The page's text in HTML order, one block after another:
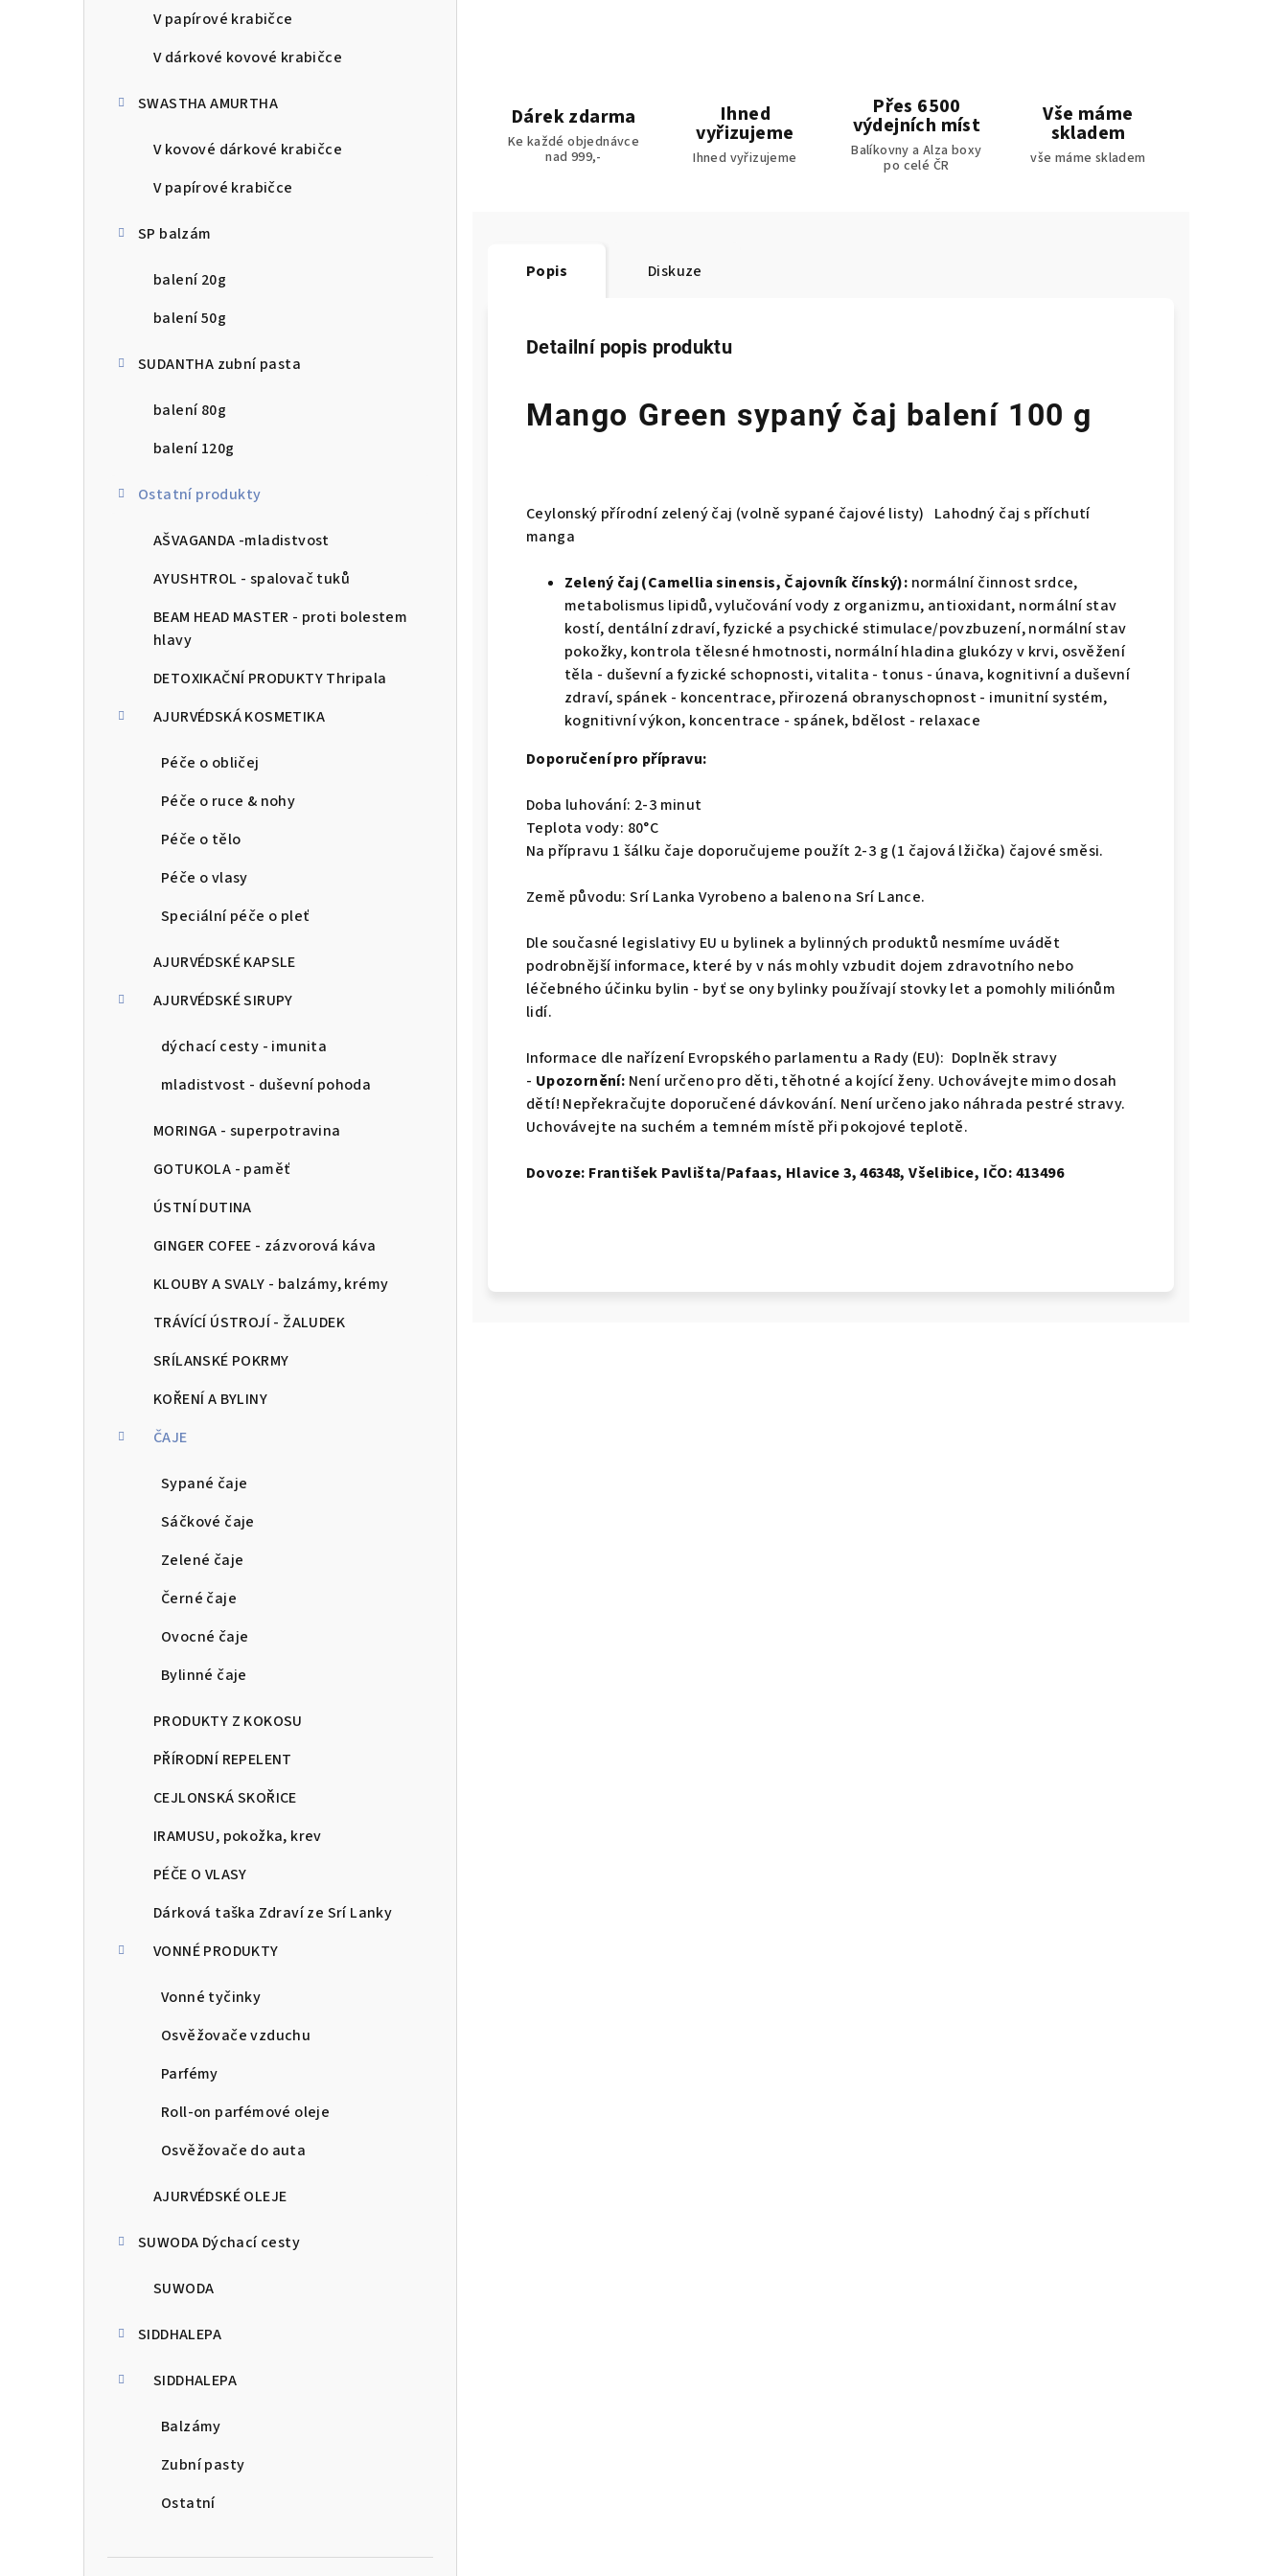
V papírové krabičce
V dárkové kovové krabičce
SWASTHA AMURTHA
V kovové dárkové krabičce
V papírové krabičce
SP balzám
balení 20g
balení 50g
SUDANTHA zubní pasta
balení 80g
balení 120g
Ostatní produkty
AŠVAGANDA -mladistvost
AYUSHTROL - spalovač tuků
BEAM HEAD MASTER - proti bolestem
hlavy
DETOXIKAČNÍ PRODUKTY Thripala
AJURVÉDSKÁ KOSMETIKA
Péče o obličej
Péče o ruce & nohy
Péče o tělo
Péče o vlasy
Speciální péče o pleť
AJURVÉDSKÉ KAPSLE
AJURVÉDSKÉ SIRUPY
dýchací cesty - imunita
mladistvost - duševní pohoda
MORINGA - superpotravina
GOTUKOLA - paměť
ÚSTNÍ DUTINA
GINGER COFEE - zázvorová káva
KLOUBY A SVALY - balzámy, krémy
TRÁVÍCÍ ÚSTROJÍ - ŽALUDEK
SRÍLANSKÉ POKRMY
KOŘENÍ A BYLINY
ČAJE
Sypané čaje
Sáčkové čaje
Zelené čaje
Černé čaje
Ovocné čaje
Bylinné čaje
PRODUKTY Z KOKOSU
PŘÍRODNÍ REPELENT
CEJLONSKÁ SKOŘICE
IRAMUSU, pokožka, krev
PÉČE O VLASY
Dárková taška Zdraví ze Srí Lanky
VONNÉ PRODUKTY
Vonné tyčinky
Osvěžovače vzduchu
Parfémy
Roll-on parfémové oleje
Osvěžovače do auta
AJURVÉDSKÉ OLEJE
SUWODA Dýchací cesty
SUWODA
SIDDHALEPA
SIDDHALEPA
Balzámy
Zubní pasty
Ostatní
Dárek zdarma
Ke každé objednávce
nad 999,-
Ihned
vyřizujeme
Ihned vyřizujeme
Přes 6500
výdejních míst
Balíkovny a Alza boxy
po celé ČR
Vše máme
skladem
vše máme skladem
Popis Diskuze
Detailní popis produktu
Mango Green sypaný čaj balení 100 g
Ceylonský přírodní zelený čaj (volně sypané čajové listy) Lahodný čaj s příchutí
manga
Zelený čaj (Camellia sinensis, Čajovník čínský): normální činnost srdce,
metabolismus lipidů, vylučování vody z organizmu, antioxidant, normální stav
kostí, dentální zdraví, fyzické a psychické stimulace/povzbuzení, normální stav
pokožky, kontrola tělesné hmotnosti, normální hladina glukózy v krvi, osvěžení
těla - duševní a fyzické schopnosti, vitalita - tonus - únava, kognitivní a duševní
zdraví, spánek - koncentrace, přirozená obranyschopnost - imunitní systém,
kognitivní výkon, koncentrace - spánek, bdělost - relaxace
Doporučení pro přípravu:
Doba luhování: 2-3 minut
Teplota vody: 80°C
Na přípravu 1 šálku čaje doporučujeme použít 2-3 g (1 čajová lžička) čajové směsi.
Země původu: Srí Lanka Vyrobeno a baleno na Srí Lance.
Dle současné legislativy EU u bylinek a bylinných produktů nesmíme uvádět
podrobnější informace, které by v nás mohly vzbudit dojem zdravotního nebo
léčebného účinku bylin - byť se ony bylinky používají stovky let a pomohly miliónům
lidí.
Informace dle nařízení Evropského parlamentu a Rady (EU): Doplněk stravy
- Upozornění: Není určeno pro děti, těhotné a kojící ženy. Uchovávejte mimo dosah
dětí! Nepřekračujte doporučené dávkování. Není určeno jako náhrada pestré stravy.
Uchovávejte na suchém a temném místě při pokojové teplotě.
Dovoze: František Pavlišta/Pafaas, Hlavice 3, 46348, Všelibice, IČO: 413496